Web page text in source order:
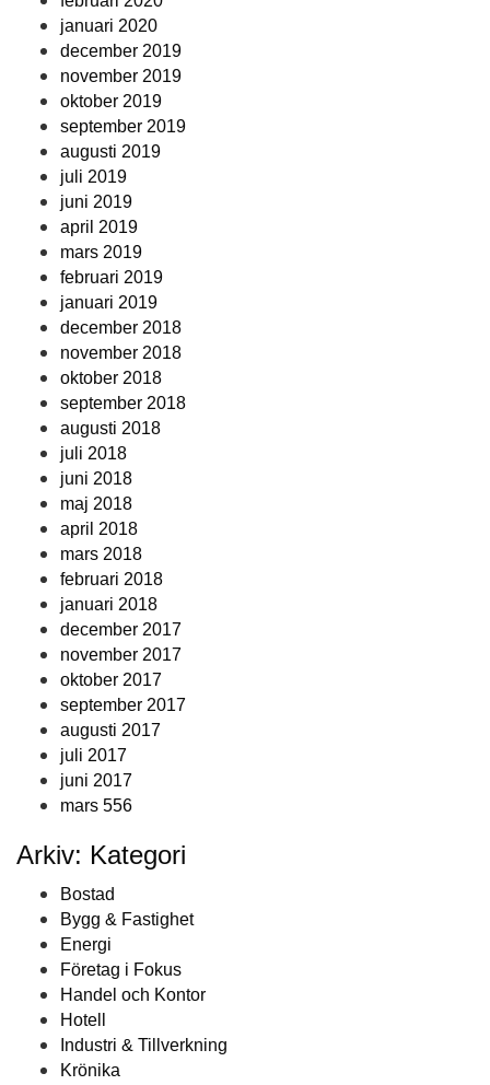
januari 2020
december 2019
november 2019
oktober 2019
september 2019
augusti 2019
juli 2019
juni 2019
april 2019
mars 2019
februari 2019
januari 2019
december 2018
november 2018
oktober 2018
september 2018
augusti 2018
juli 2018
juni 2018
maj 2018
april 2018
mars 2018
februari 2018
januari 2018
december 2017
november 2017
oktober 2017
september 2017
augusti 2017
juli 2017
juni 2017
mars 556
Arkiv: Kategori
Bostad
Bygg & Fastighet
Energi
Företag i Fokus
Handel och Kontor
Hotell
Industri & Tillverkning
Krönika